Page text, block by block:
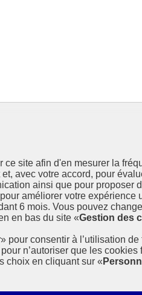
ce site afin d'en mesurer la
avec votre accord, pour
ainsi que pour proposer
améliorer votre expérience
6 mois. Vous pouvez
en bas du site «Gestion des
» pour consentir à l’utilisation
n’autoriser que les cookies
choix en cliquant sur «